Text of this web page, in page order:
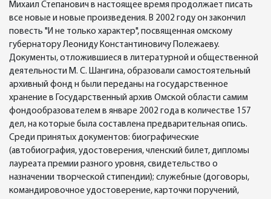
Михаил Степанович в настоящее время продолжает писать
все новые и новые произведения. В 2002 году он закончил
повесть "И не только характер", посвященная омскому
губернатору Леониду Константиновичу Полежаеву.
Документы, отложившиеся в литературной и общественной
деятельности М. С. Шангина, образовали самостоятельный
архивный фонд н были переданы на государственное
хранение в Государственный архив Омской области самим
фондообразователем в январе 2002 года в количестве 157
дел, на которые была составлена предварительная опись.
Среди принятых документов: биографические
(автобиография, удостоверения, членский билет, дипломы
лауреата премии разного уровня, свидетельство о
назначении творческой стипендии); служебные (договоры,
командировочное удостоверение, карточки поручений,